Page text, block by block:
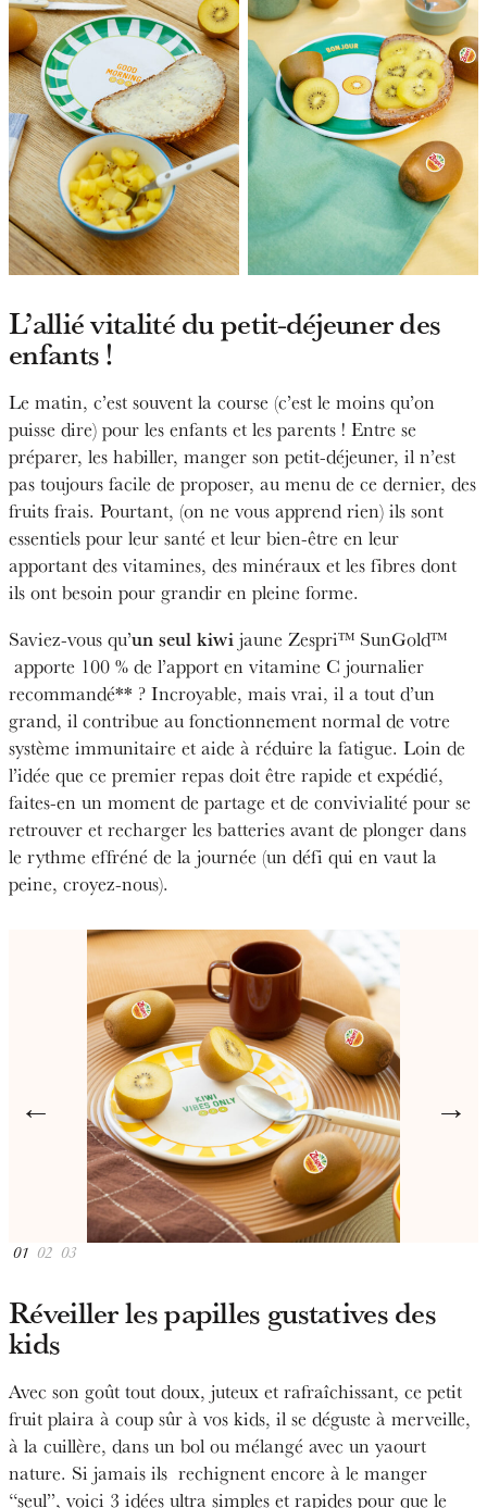
L’allié vitalité du petit-déjeuner des
enfants !
Le matin, c’est souvent la course (c’est le moins qu’on
puisse dire) pour les enfants et les parents ! Entre se
préparer, les habiller, manger son petit-déjeuner, il n’est
pas toujours facile de proposer, au menu de ce dernier, des
fruits frais. Pourtant, (on ne vous apprend rien) ils sont
essentiels pour leur santé et leur bien-être en leur
apportant des vitamines, des minéraux et les fibres dont
ils ont besoin pour grandir en pleine forme.
Saviez-vous qu’un seul kiwi jaune Zespri™ SunGold™
apporte 100 % de l’apport en vitamine C journalier
recommandé** ? Incroyable, mais vrai, il a tout d’un
grand, il contribue au fonctionnement normal de votre
système immunitaire et aide à réduire la fatigue. Loin de
l’idée que ce premier repas doit être rapide et expédié,
faites-en un moment de partage et de convivialité pour se
retrouver et recharger les batteries avant de plonger dans
le rythme effréné de la journée (un défi qui en vaut la
peine, croyez-nous).
← →
01 02 03
Réveiller les papilles gustatives des
kids
Avec son goût tout doux, juteux et rafraîchissant, ce petit
fruit plaira à coup sûr à vos kids, il se déguste à merveille,
à la cuillère, dans un bol ou mélangé avec un yaourt
nature. Si jamais ils rechignent encore à le manger
“seul”, voici 3 idées ultra simples et rapides pour que le